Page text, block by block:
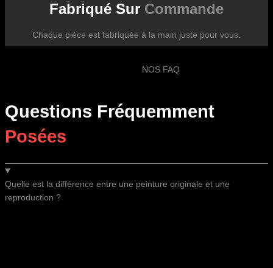
Fabriqué Sur Commande
Chaque pièce est fabriquée à la main juste pour vous.
NOS FAQ
Questions Fréquemment
Posées
Quelle est la différence entre une peinture originale et une
reproduction ?